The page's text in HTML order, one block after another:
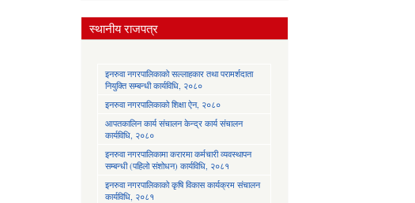
स्थानीय राजपत्र
इनरुवा नगरपालिकाको सल्लाहकार तथा परामर्शदाता
नियुक्ति सम्बन्धी कार्यविधि, २०८०
इनरुवा नगरपालिकाको शिक्षा ऐन, २०८०
आपतकालिन कार्य संचालन केन्द्र कार्य संचालन
कार्यविधि, २०८०
इनरुवा नगरपालिकामा करारमा कर्मचारी व्यवस्थापन
सम्बन्धी (पहिलो संशोधन) कार्यविधि, २०८१
इनरुवा नगरपालिकाको कृषि विकास कार्यक्रम संचालन
कार्यविधि, २०८१